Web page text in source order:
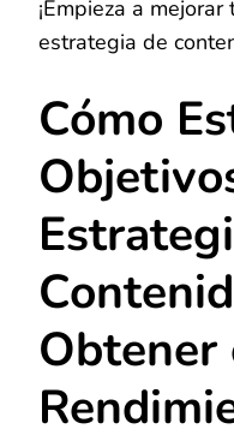
¡Empieza a
estrategia de
Cómo
Obtener